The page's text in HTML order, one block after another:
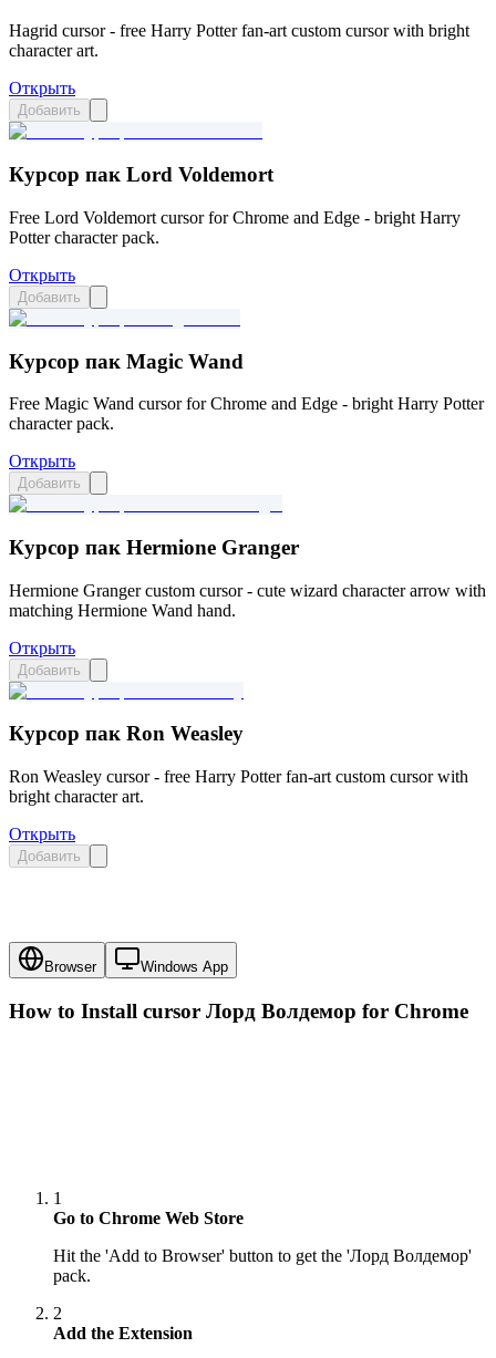
Hagrid cursor - free Harry Potter fan-art custom cursor with bright
character art.
Открыть
Добавить
Курсор пак Lord Voldemort
Free Lord Voldemort cursor for Chrome and Edge - bright Harry
Potter character pack.
Открыть
Добавить
Курсор пак Magic Wand
Free Magic Wand cursor for Chrome and Edge - bright Harry Potter
character pack.
Открыть
Добавить
Курсор пак Hermione Granger
Hermione Granger custom cursor - cute wizard character arrow with
matching Hermione Wand hand.
Открыть
Добавить
Курсор пак Ron Weasley
Ron Weasley cursor - free Harry Potter fan-art custom cursor with
bright character art.
Открыть
Добавить
Browser Windows App
How to Install cursor Лорд Волдемор for Chrome
1
Go to Chrome Web Store
Hit the 'Add to Browser' button to get the 'Лорд Волдемор'
pack.
2
Add the Extension